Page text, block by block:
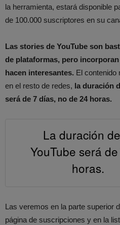
la herramienta, estará disponible
de 100.000 suscriptores en su
Las stories de YouTube son
de plataformas, pero
hacen interesantes. El contenido
en el resto de redes, la duración
será de 7 días, no de 24 horas.
La duración
YouTube será
horas.
Las veremos en la parte superior
página de suscripciones y en la